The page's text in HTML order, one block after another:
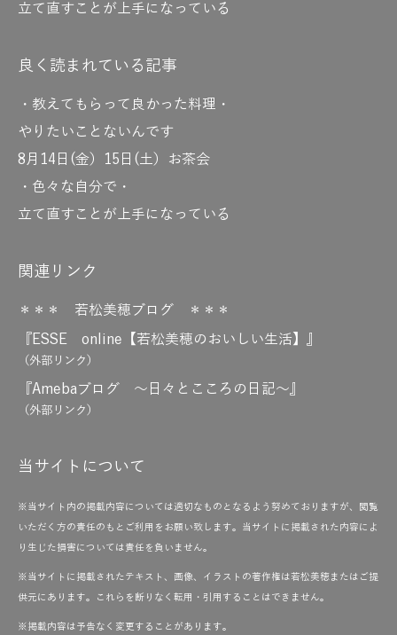
立て直すことが上手になっている
良く読まれている記事
・教えてもらって良かった料理・
やりたいことないんです
8月14日(金）15日(土）お茶会
・色々な自分で・
立て直すことが上手になっている
関連リンク
＊＊＊ 若松美穂ブログ ＊＊＊
『ESSE online【若松美穂のおいしい生活】』
（外部リンク）
『Amebaブログ ～日々とこころの日記～』
（外部リンク）
当サイトについて
※当サイト内の掲載内容については適切なものとなるよう努めておりますが、閲覧
いただく方の責任のもとご利用をお願い致します。当サイトに掲載された内容によ
り生じた損害については責任を負いません。
※当サイトに掲載されたテキスト、画像、イラストの著作権は若松美穂またはご提
供元にあります。これらを断りなく転用・引用することはできません。
※掲載内容は予告なく変更することがあります。